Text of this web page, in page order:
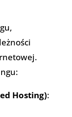
Hosting):